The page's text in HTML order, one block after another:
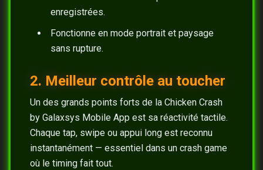
enregistrées.
Fonctionne en mode portrait et paysage
sans rupture.
2. Meilleur contrôle au toucher
Un des grands points forts de la Chicken Crash
by Galaxsys Mobile App est sa réactivité tactile.
Chaque tap, swipe ou appui long est reconnu
instantanément — essentiel dans un crash game
où le timing fait tout.